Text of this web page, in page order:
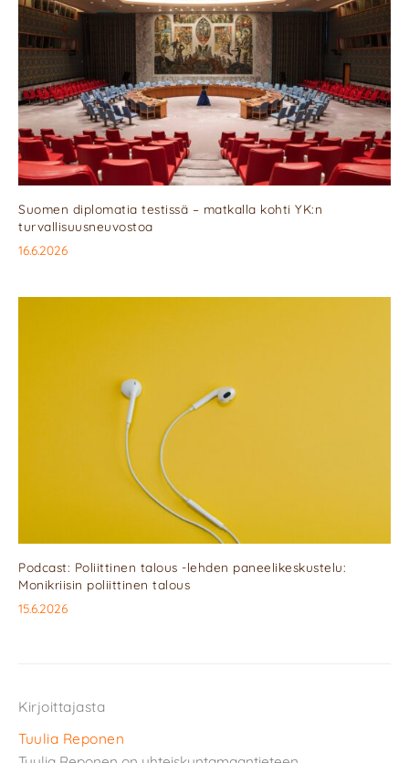
Suomen diplomatia testissä – matkalla kohti YK:n
turvallisuusneuvostoa
16.6.2026
Podcast: Poliittinen talous -lehden paneelikeskustelu:
Monikriisin poliittinen talous
15.6.2026
Kirjoittajasta
Tuulia Reponen